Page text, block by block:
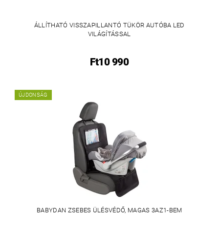
ÁLLÍTHATÓ VISSZAPILLANTÓ TÜKÖR AUTÓBA LED
VILÁGÍTÁSSAL
Ft10 990
ÚJDONSÁG
BABYDAN ZSEBES ÜLÉSVÉDŐ, MAGAS 3AZ1-BEM